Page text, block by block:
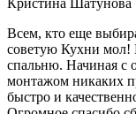
Всем, кто еще
советую Кухни мол!
спальню. Начиная с
монтажом никаких
быстро и